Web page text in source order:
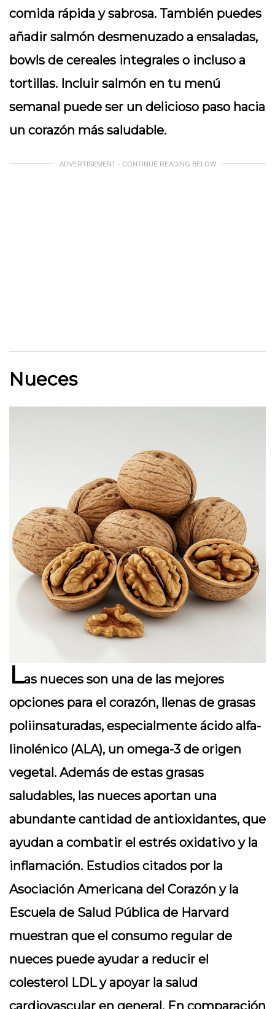
comida rápida y sabrosa. También puedes
añadir salmón desmenuzado a ensaladas,
bowls de cereales integrales o incluso a
tortillas. Incluir salmón en tu menú
semanal puede ser un delicioso paso hacia
un corazón más saludable.
ADVERTISEMENT - CONTINUE READING BELOW
Nueces
Las nueces son una de las mejores
opciones para el corazón, llenas de grasas
poliinsaturadas, especialmente ácido alfa-
linolénico (ALA), un omega-3 de origen
vegetal. Además de estas grasas
saludables, las nueces aportan una
abundante cantidad de antioxidantes, que
ayudan a combatir el estrés oxidativo y la
inflamación. Estudios citados por la
Asociación Americana del Corazón y la
Escuela de Salud Pública de Harvard
muestran que el consumo regular de
nueces puede ayudar a reducir el
colesterol LDL y apoyar la salud
cardiovascular en general. En comparación